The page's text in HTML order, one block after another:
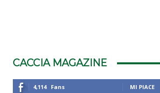
CACCIA MAGAZINE
4,114 Fans MI PIACE